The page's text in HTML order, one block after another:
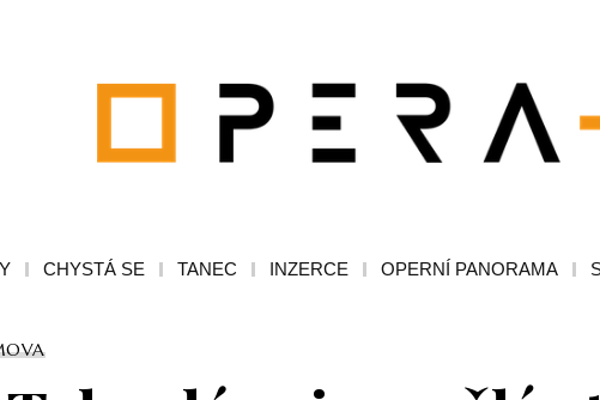
CHYSTÁ SE TANEC INZERCE OPERNÍ PANORAMA